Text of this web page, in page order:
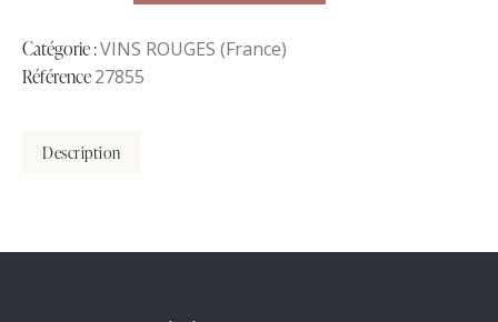
Catégorie :VINS ROUGES (France)
Référence27855
Description